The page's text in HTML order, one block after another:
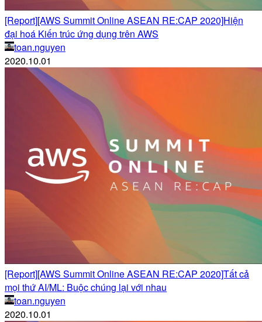
[Report][AWS Summit Online ASEAN RE:CAP 2020]Hiện
đại hoá Kiến trúc ứng dụng trên AWS
toan.nguyen
2020.10.01
[Report][AWS Summit Online ASEAN RE:CAP 2020]Tất cả
mọi thứ AI/ML: Buộc chúng lại với nhau
toan.nguyen
2020.10.01